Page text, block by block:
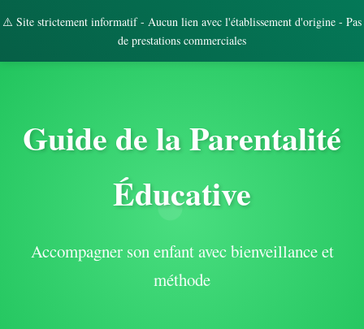
⚠️ Site strictement informatif - Aucun lien avec l'établissement d'origine - Pas
de prestations commerciales
Guide de la Parentalité
Éducative
Accompagner son enfant avec bienveillance et
méthode